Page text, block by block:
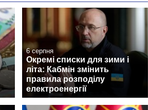
6 серпня
Окремі списки для зими і
літа: Кабмін змінить
правила розподілу
електроенергії